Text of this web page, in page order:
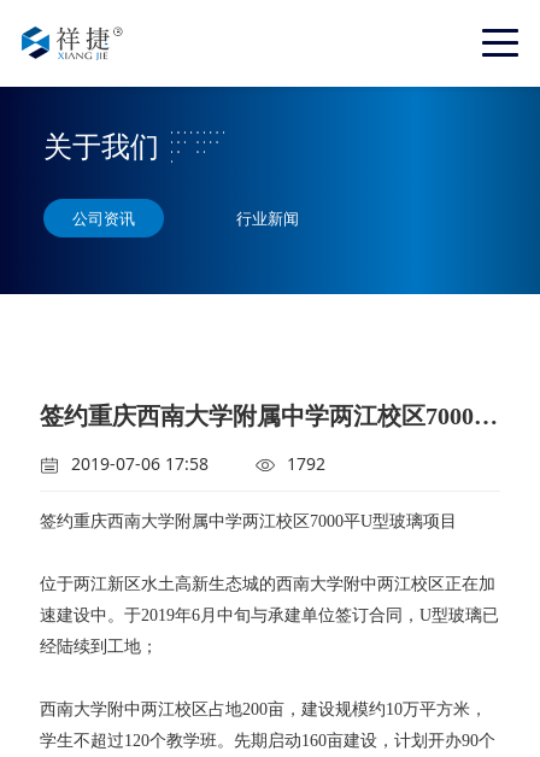
关于我们
公司资讯 行业新闻
签约重庆西南大学附属中学两江校区7000平U型玻璃项目
2019-07-06 17:58 1792
签约重庆西南大学附属中学两江校区7000平U型玻璃项目
位于两江新区水土高新生态城的西南大学附中两江校区正在加
速建设中。于2019年6月中旬与承建单位签订合同，U型玻璃已
经陆续到工地；
西南大学附中两江校区占地200亩，建设规模约10万平方米，
学生不超过120个教学班。先期启动160亩建设，计划开办90个